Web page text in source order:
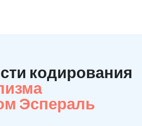
кодирования
Эспераль